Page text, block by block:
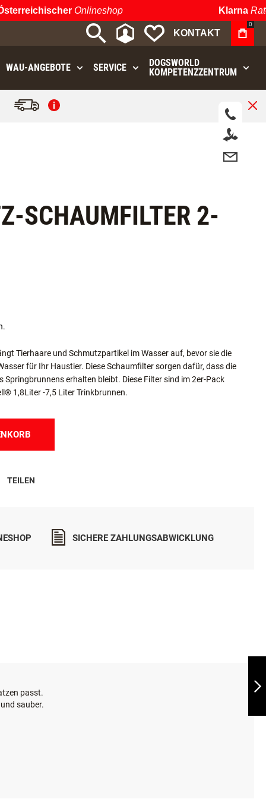
Onlineshop Klarna
MEIN KONTO
MEINE
KONTAKT
0
WAU⁠-⁠ANGEBOTE SERVICE
DOGSWORLD
KOMPETENZZENTRUM
AKTIVKOHLEFILTER
SCHAUMFILTER 2-
Tierhaare und Schmutzpartikel im Wasser auf, bevor sie die
für Ihr Haustier. Diese Schaumfilter sorgen dafür, dass die
erhalten bleibt. Diese Filter sind im 2er-Pack
1,8Liter -7,5 Liter Trinkbrunnen.
TEILEN
SICHERE ZAHLUNGSABWICKLUNG
passt.
sauber.